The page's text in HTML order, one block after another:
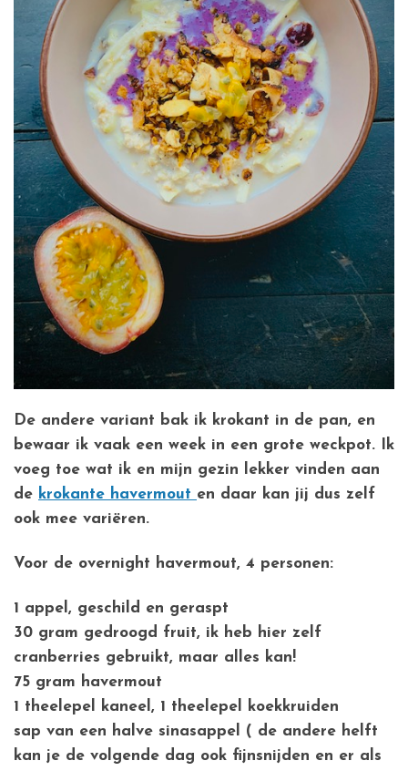
De andere variant bak ik krokant in de pan, en
bewaar ik vaak een week in een grote weckpot. Ik
voeg toe wat ik en mijn gezin lekker vinden aan
de krokante havermout en daar kan jij dus zelf
ook mee variëren.
Voor de overnight havermout, 4 personen:
1 appel, geschild en geraspt
30 gram gedroogd fruit, ik heb hier zelf
cranberries gebruikt, maar alles kan!
75 gram havermout
1 theelepel kaneel, 1 theelepel koekkruiden
sap van een halve sinasappel ( de andere helft
kan je de volgende dag ook fijnsnijden en er als